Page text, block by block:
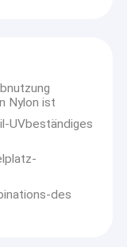
Nylon ist
UVbeständiges
des